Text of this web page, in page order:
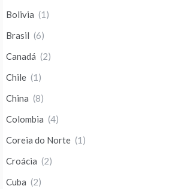
Bolivia (1)
Brasil (6)
Canadá (2)
Chile (1)
China (8)
Colombia (4)
Coreia do Norte (1)
Croácia (2)
Cuba (2)